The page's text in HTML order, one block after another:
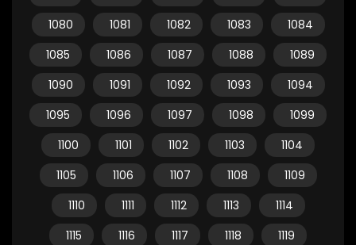
1080
1081 1082 1083
1084
1085
1086 1087 1088
1089
1090
1091 1092 1093
1094
1095
1096 1097 1098
1099
1100
1101 1102 1103
1104
1105
1106 1107 1108
1109
1110
1111 1112 1113
1114
1115
1116 1117 1118
1119